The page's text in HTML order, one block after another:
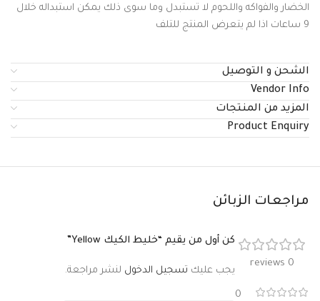
الخضار والفواكه واللحوم لا تستبدل وما سوى ذلك يمكن استبداله خلال
9 ساعات اذا لم يتعرض المنتج للتلف
الشحن و التوصيل
Vendor Info
المزيد من المنتجات
Product Enquiry
مراجعات الزبائن
0 reviews
0
كن أول من يقيم “خليط الكيك Yellow”
يجب عليك تسجيل الدخول لنشر مراجعة.